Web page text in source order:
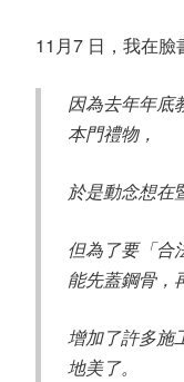
11月7 日，我在臉
因為去年年底
本門禮物，
於是動念想在
但為了要「合
能先蓋鋼骨，
增加了許多施
地美了。